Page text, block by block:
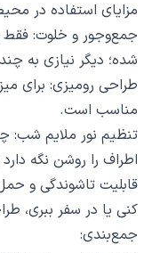
مزایای استفاده در
جمع‌وجور و خلوت: فقط
شده؛ دیگر نیازی به
طراحی رومیزی: برای
مناسب است.
تنظیم نور ملایم
اطراف را روشن نگه
قابلیت تاشوندگی و
کنی یا در سفر ببری،
جمع‌بندی: